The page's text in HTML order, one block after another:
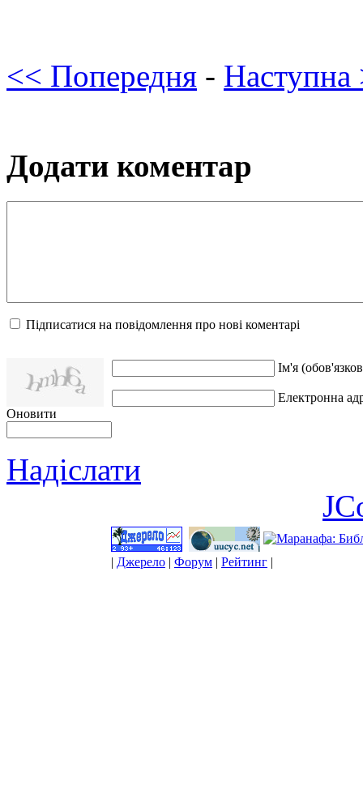
<< Попередня - Наступна
Додати коментар
Підписатися на повідомлення про нові коментарі
Оновити
Ім'я
Електронна
Надіслати
| Джерело | Форум | Рейтинг |